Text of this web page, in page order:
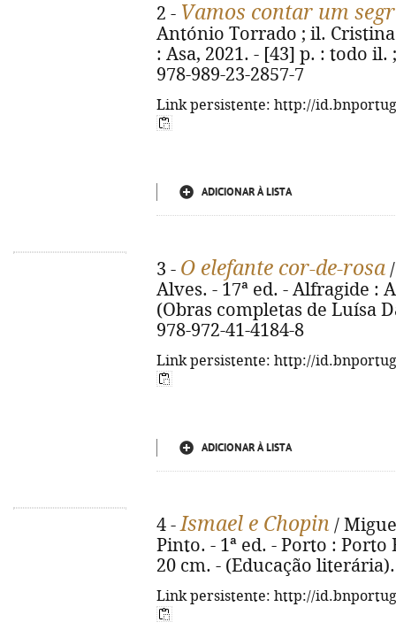
2 - Vamos contar um
António Torrado ; il.
: Asa, 2021. - [43] p. : todo il.
978-989-23-2857-7
Link persistente: http://
ADICIONAR À LISTA
3 - O elefante cor-de-rosa
Alves. - 17ª ed. - Alfragide :
(Obras completas de Luísa
978-972-41-4184-8
Link persistente: http://
ADICIONAR À LISTA
4 -Ismael e Chopin /
Pinto. - 1ª ed. - Porto : Porto
20 cm. - (Educação literária).
Link persistente: http://